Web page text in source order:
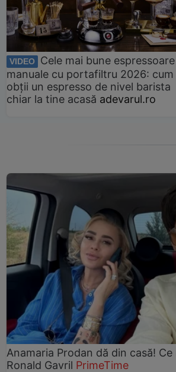
VIDEO
Cele mai bune espressoare
manuale cu portafiltru 2026: cum
obții un espresso de nivel barista
chiar la tine acasă adevarul.ro
Anamaria Prodan dă din casă!
Ronald Gavril PrimeTime